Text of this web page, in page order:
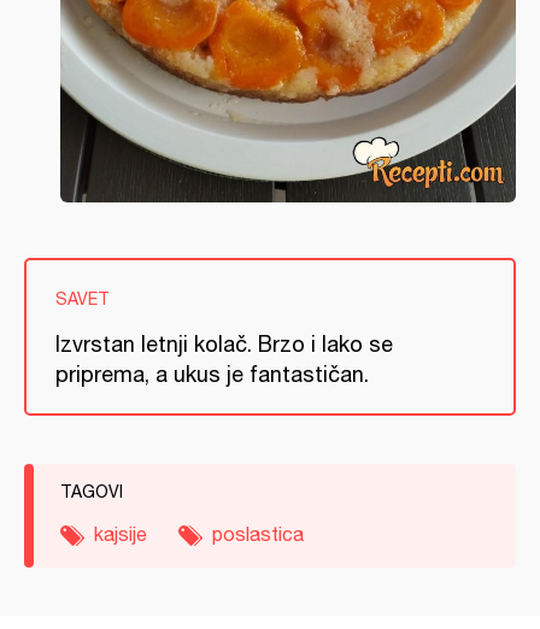
SAVET
Izvrstan letnji kolač. Brzo i lako se
priprema, a ukus je fantastičan.
TAGOVI
kajsije poslastica